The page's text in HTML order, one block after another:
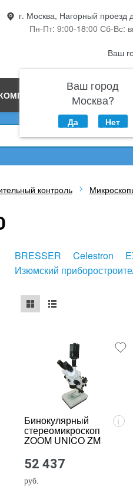
г. Москва, Нагорный проезд
Пн-Пт: 9:00-18:00 Сб-Вс:
Ваш
Ваш город
Москва?
Да Нет
контроль
BRESSER Celestron
Изюмский
Бинокулярный
стереомикроскоп
ZOOM UNICO ZM
i
52 437
руб.